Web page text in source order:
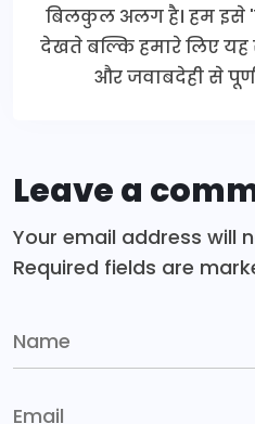
बिलकुल अलग है। हम इसे
देखते बल्कि हमारे लिए यह
और जवाबदेही से
Leave a
Your email address will
Required fields are